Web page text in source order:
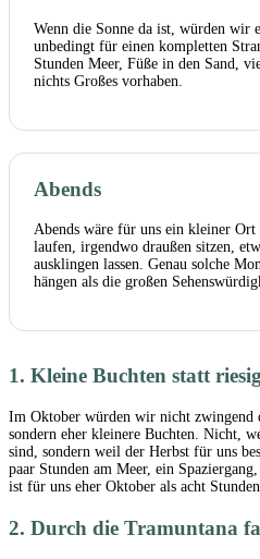
Wenn die Sonne da ist, würden wir
unbedingt für einen kompletten
Stunden Meer, Füße in den Sand,
nichts Großes vorhaben.
Abends
Abends wäre für uns ein kleiner Ort
laufen, irgendwo draußen sitzen,
ausklingen lassen. Genau solche
hängen als die großen
1. Kleine Buchten statt
Im Oktober würden wir nicht zwingend
sondern eher kleinere Buchten. Nicht,
sind, sondern weil der Herbst für uns
paar Stunden am Meer, ein
ist für uns eher Oktober als acht
2. Durch die Tramuntana